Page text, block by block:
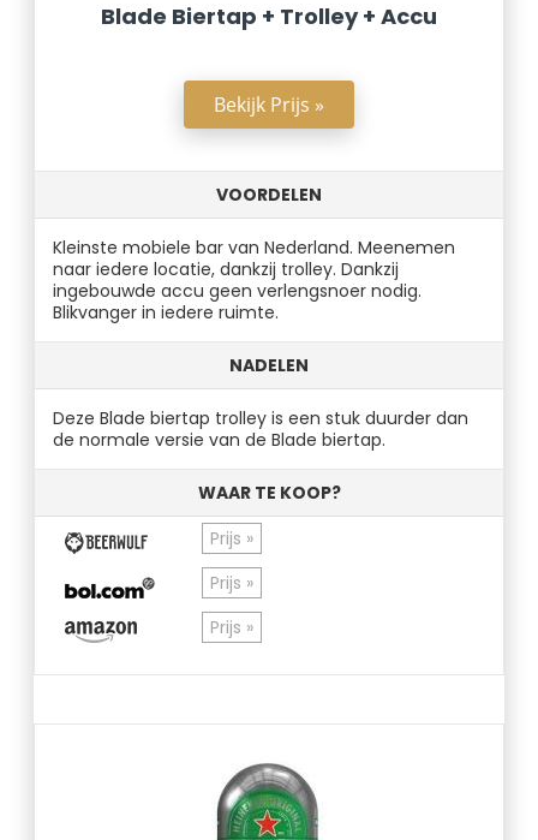
Blade Biertap + Trolley + Accu
Bekijk Prijs »
VOORDELEN
Kleinste mobiele bar van Nederland. Meenemen
naar iedere locatie, dankzij trolley. Dankzij
ingebouwde accu geen verlengsnoer nodig.
Blikvanger in iedere ruimte.
NADELEN
Deze Blade biertap trolley is een stuk duurder dan
de normale versie van de Blade biertap.
WAAR TE KOOP?
Prijs »
Prijs »
Prijs »